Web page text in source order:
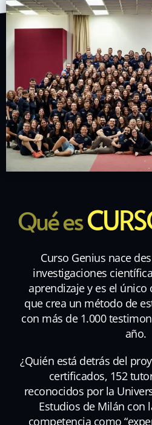
Qué es
Curso Genius nace
investigaciones
aprendizaje y es el
que crea un método de
con más de 1.000
año.
¿Quién está detrás del
certificados, 152
reconocidos por la
Estudios de Milán con
competencia como